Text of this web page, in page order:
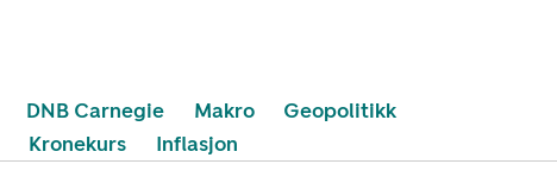
DNB Carnegie Makro
Geopolitikk
Kronekurs Inflasjon